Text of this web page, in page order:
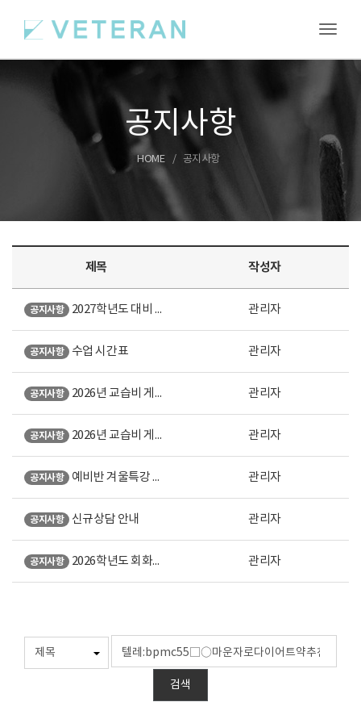
공지사항
HOME 공지사항
제목 작성자
공지사항 2027학년도 대비 여름특강 안내 관리자
공지사항 수업 시간표 관리자
공지사항 2026년 교습비 게시표 (강남 본원) 관리자
공지사항 2026년 교습비 게시표 (노원 직영) 관리자
공지사항 예비반 겨울특강 안내 관리자
공지사항 신규상담 안내 관리자
공지사항 2026학년도 회화계열 미대입시 설명회 오시는 길 안내 관리자
검색